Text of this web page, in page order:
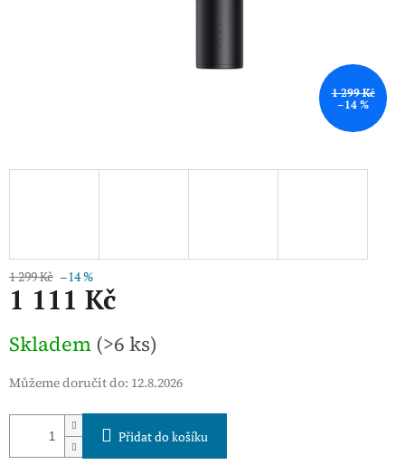
1 299 Kč
–14 %
1 299 Kč –14 %
1 111 Kč
cena:
Skladem (>6 ks)
Můžeme doručit do: 12.8.2026
Přidat do košíku